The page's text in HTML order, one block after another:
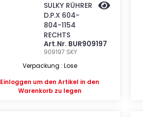
SULKY RÜHRER
D.P.X 604-
804-1154
RECHTS
Art.Nr. BUR909197
909197 SKY
Verpackung : Lose
Einloggen um den Artikel in den
Warenkorb zu legen